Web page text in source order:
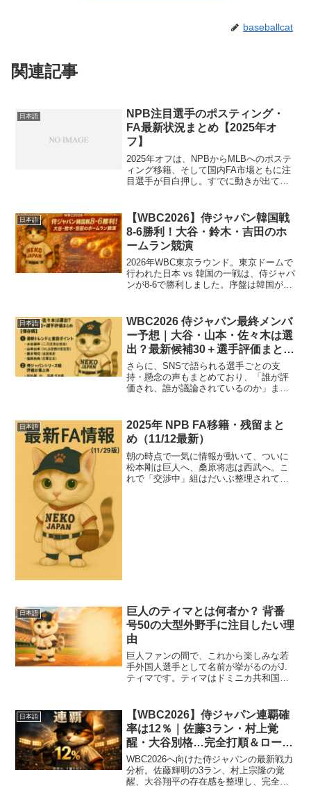
baseballcat
関連記事
日本語
NPB注目選手のポスティング・
FA最新状況まとめ【2025年オ
フ】
2025年オフは、NPBからMLBへのポステ
ィング移籍、そして国内FA市場ともに注
目選手が目白押し。すでに動きが出てい
の注目選手一覧選手名年齢所属状況期限
（日本時間）主...
日本語
【WBC2026】侍ジャパン韓国戦
8-6勝利！大谷・鈴木・吉田のホ
ームラン競演
2026年WBC東京ラウンド。東京ドームで
行われた日本 vs 韓国の一戦は、侍ジャパ
ンが8-6で勝利しました。序盤は韓国が先
歓声に包まれました。試合結果日本8 − ...
日本語
WBC2026 侍ジャパン最終メンバ
ー予想｜大谷・山本・佐々木は選
出？最新候補30＋選手評価まとめ
【保存版】
さらに、SNSで語られる選手ごとの支
持・懸念の声もまとめており、「誰が評
価され、誰が議論されているのか」まで
スボール・クラシック）へ向けて、侍ジ
ャパンのメンバー予...
日本語
2025年 NPB FA移籍・残留まと
め（11/12最新）
朝の時点で一気に情報が動いて、ついに
松本剛は巨人へ、桑原将志は西武へ。こ
れで「交渉中」組はだいぶ整理されて、
日本語
巨人のティマとは何者か？ 背番
号50の大型外野手に注目したい理
由
巨人ファンの間で、これから楽しみな若
手外国人選手として名前が挙がるのがJ.
ティマです。ティマはドミニカ共和国出
点では、NPB公式サイトと巨人公式サイ
トの登...
日本語
【WBC2026】侍ジャパン連覇確
率は12％｜佐藤3ラン・村上覚
醒・大谷別格…完全打順＆ローテ
予想とTwitter反応まとめ
WBC2026へ向けた侍ジャパンの最新戦力
分析。佐藤輝明の3ラン、村上宗隆の覚
醒、大谷翔平の存在感を整理し、完全打